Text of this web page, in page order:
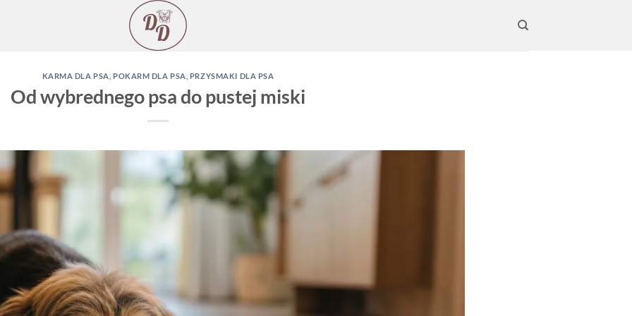
KARMA DLA PSA POKARM DLA PSA PRZYSMAKI DLA PSA
Od wybrednego psa do pustej miski